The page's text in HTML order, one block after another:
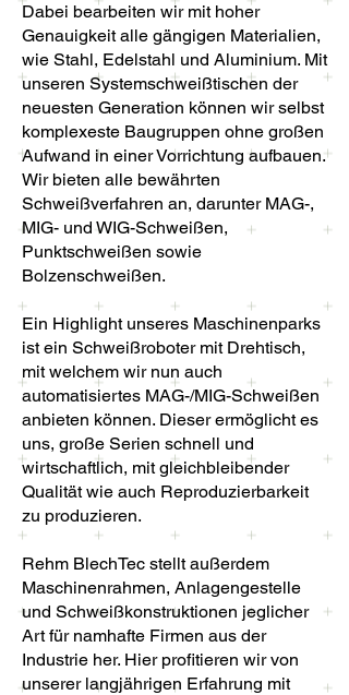
Dabei bearbeiten wir mit hoher
Genauigkeit alle gängigen Materialien,
wie Stahl, Edelstahl und Aluminium. Mit
unseren Systemschweißtischen der
neuesten Generation können wir selbst
komplexeste Baugruppen ohne großen
Aufwand in einer Vorrichtung aufbauen.
Wir bieten alle bewährten
Schweißverfahren an, darunter MAG-,
MIG- und WIG-Schweißen,
Punktschweißen sowie
Bolzenschweißen.
Ein Highlight unseres Maschinenparks
ist ein Schweißroboter mit Drehtisch,
mit welchem wir nun auch
automatisiertes MAG-/MIG-Schweißen
anbieten können. Dieser ermöglicht es
uns, große Serien schnell und
wirtschaftlich, mit gleichbleibender
Qualität wie auch Reproduzierbarkeit
zu produzieren.
Rehm BlechTec stellt außerdem
Maschinenrahmen, Anlagengestelle
und Schweißkonstruktionen jeglicher
Art für namhafte Firmen aus der
Industrie her. Hier profitieren wir von
unserer langjährigen Erfahrung mit